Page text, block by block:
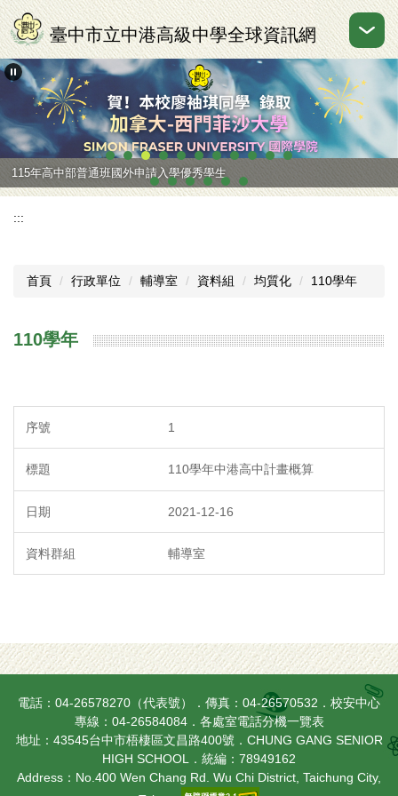
跳
到
主
要
區
臺中市立中港高級中學全球資訊網
115年高中部普通班國外申請入學優秀學生
:::
首頁 行政單位 輔導室 資料組 均質化 110學年
110學年
1
110學年中港高中計畫概算
2021-12-16
輔導室
電話：04-26578270（代表號）．傳真：04-26570532．校安中心
專線：04-26584084． 各處室電話分機一覽表
地址：43545台中市梧棲區文昌路400號．CHUNG GANG SENIOR
HIGH SCHOOL．統編：78949162
Address：No.400 Wen Chang Rd. Wu Chi District, Taichung City,